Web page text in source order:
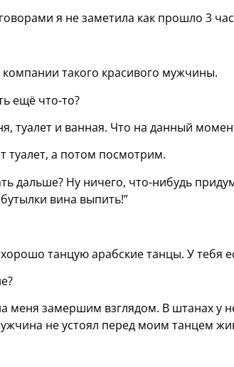
я не заметила как прошло 3
такого красивого мужчины.
ещё что-то?
туалет и ванная. Что на данный
туалет, а потом посмотрим.
дальше? Ну ничего, что-нибудь
вина выпить!”
танцую арабские танцы. У тебя
меня замершим взглядом. В штанах у
не устоял перед моим танцем